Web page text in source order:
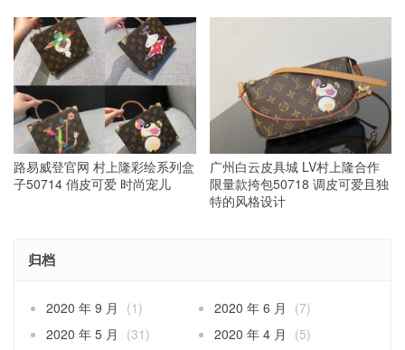
路易威登官网 村上隆彩绘系列盒
子50714 俏皮可爱 时尚宠儿
广州白云皮具城 LV村上隆合作
限量款挎包50718 调皮可爱且独
特的风格设计
归档
2020 年 9 月 (1) 2020 年 6 月
(7)
2020 年 5 月
(31) 2020 年 4 月
(5)